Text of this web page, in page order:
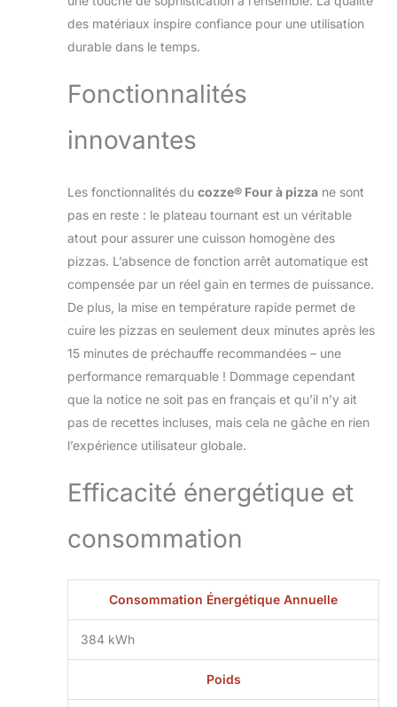
est bien plus qu'un
Edition" mat et son
bouton à lumière
double paroi isolée,
il combine une
esthétique soignée
et une efficacité
redoutable Maîtrise
totale avec ce four
avec pierre pizza
Réussissez vos
cuissons grâce à ce
four avec pierre
pizza en cordiérite
large de 430 mm.
La pierre accumule
485 °C pour une
base croustillante.
en U, elle assure
homogène, même
pour les plus
pouces La magie
opère avec le
des matériaux inspire confiance pour une utilisation
durable dans le temps.
Fonctionnalités
innovantes
Les fonctionnalités du cozze® Four à pizza ne sont
pas en reste : le plateau tournant est un véritable
atout pour assurer une cuisson homogène des
pizzas. L’absence de fonction arrêt automatique est
compensée par un réel gain en termes de puissance.
De plus, la mise en température rapide permet de
cuire les pizzas en seulement deux minutes après les
15 minutes de préchauffe recommandées – une
performance remarquable ! Dommage cependant
que la notice ne soit pas en français et qu’il n’y ait
pas de recettes incluses, mais cela ne gâche en rien
l’expérience utilisateur globale.
Efficacité énergétique et
consommation
Consommation Énergétique Annuelle
384 kWh
Poids